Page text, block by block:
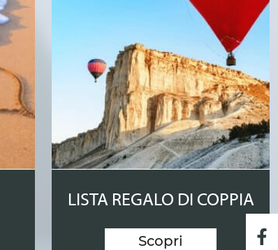
LISTA REGALO DI COPPIA
Scopri